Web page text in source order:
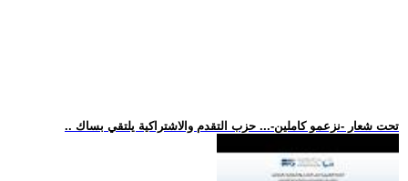
.. تحت شعار -نزعمو كاملين-... حزب التقدم والاشتراكية يلتقي بساك